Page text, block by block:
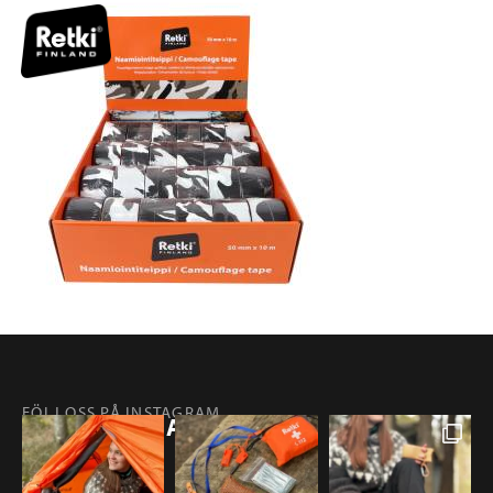
FÖLJ OSS PÅ INSTAGRAM
@RETKIFINLAND